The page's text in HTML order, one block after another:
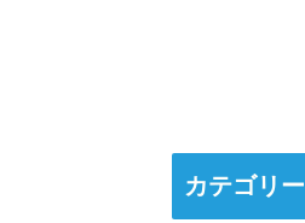
カテゴリー